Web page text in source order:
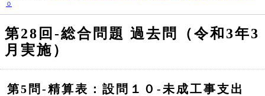
０
第28回‐総合問題 過去問（令和3年3
月実施）
第5問‐精算表：設問１０‐未成工事支出